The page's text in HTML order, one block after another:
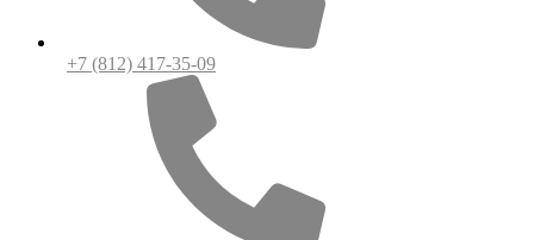
+7 (812) 417-35-09